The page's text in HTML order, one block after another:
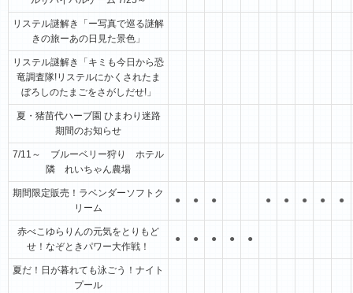
リステル謎解き「ー写真で巡る謎解
きの旅ーあの日見た景色」
リステル謎解き「キミも今日から恐
竜調査隊!リステルにかくされたま
ぼろしのたまごをさがしだせ!」
夏・猪苗代ハーブ園 ひまわり迷路
期間のお知らせ
7/11～ ブルーベリー狩り ホテル
隣 れいちゃん農場
期間限定販売！ラベンダーソフトク
リーム
● ● ● ● ● ● ● ●
赤べこゆらりんの元気をとりもど
せ！なぞときパワー大作戦！
● ● ● ● ●
夏だ！日が暮れても泳ごう！ナイト
プール